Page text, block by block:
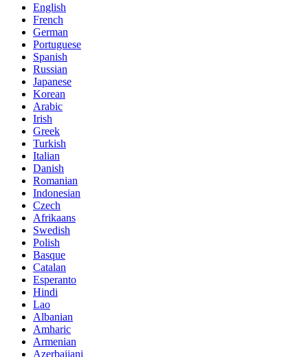
English
French
German
Portuguese
Spanish
Russian
Japanese
Korean
Arabic
Irish
Greek
Turkish
Italian
Danish
Romanian
Indonesian
Czech
Afrikaans
Swedish
Polish
Basque
Catalan
Esperanto
Hindi
Lao
Albanian
Amharic
Armenian
Azerbaijani